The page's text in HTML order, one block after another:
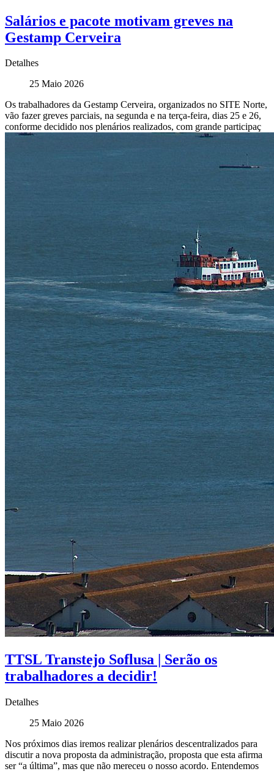
Salários e pacote motivam greves na
Gestamp Cerveira
Detalhes
25 Maio 2026
Os trabalhadores da Gestamp Cerveira, organizados no SITE Norte,
vão fazer greves parciais, na segunda e na terça-feira, dias 25 e 26,
conforme decidido nos plenários realizados, com grande participaç
TTSL Transtejo Soflusa | Serão os
trabalhadores a decidir!
Detalhes
25 Maio 2026
Nos próximos dias iremos realizar plenários descentralizados para
discutir a nova proposta da administração, proposta que esta afirma
ser “a última”, mas que não mereceu o nosso acordo. Entendemos